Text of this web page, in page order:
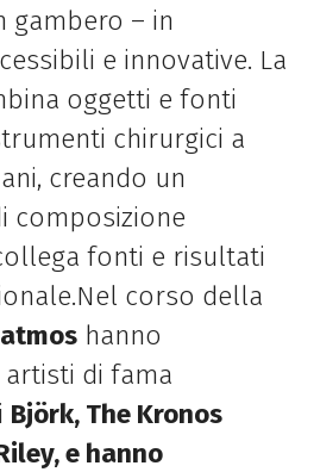
gambero – in
e innovative. La
oggetti e fonti
chirurgici a
creando un
composizione
fonti e risultati
corso della
hanno
di fama
Björk, The Kronos
e hanno